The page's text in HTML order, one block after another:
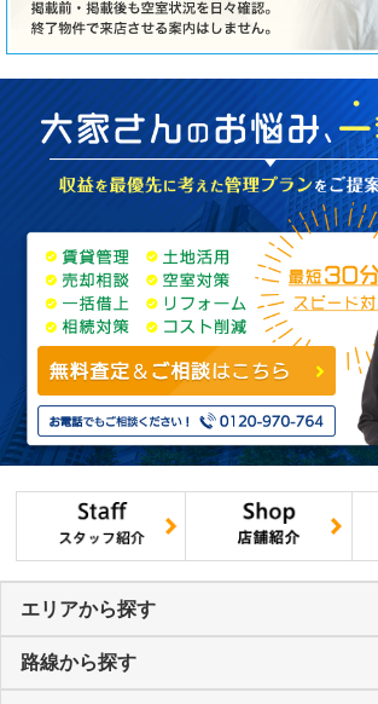
エリアから探す
路線から探す